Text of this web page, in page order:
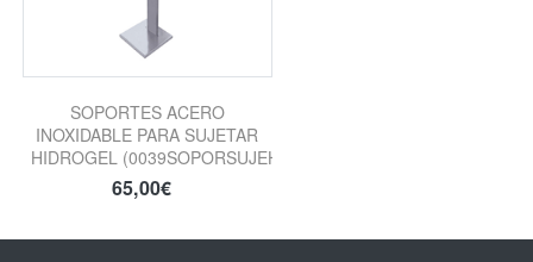
SOPORTES ACERO
INOXIDABLE PARA SUJETAR
HIDROGEL (0039SOPORSUJEHIDRO)
65,00€